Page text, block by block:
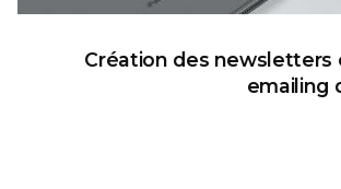
Création des newsletters
emailing